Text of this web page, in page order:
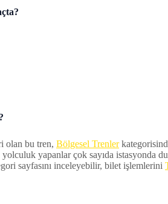
olan bu tren, Bölgesel Trenler
yapanlar çok sayıda istasyonda
sayfasını inceleyebilir, bilet işlemlerini